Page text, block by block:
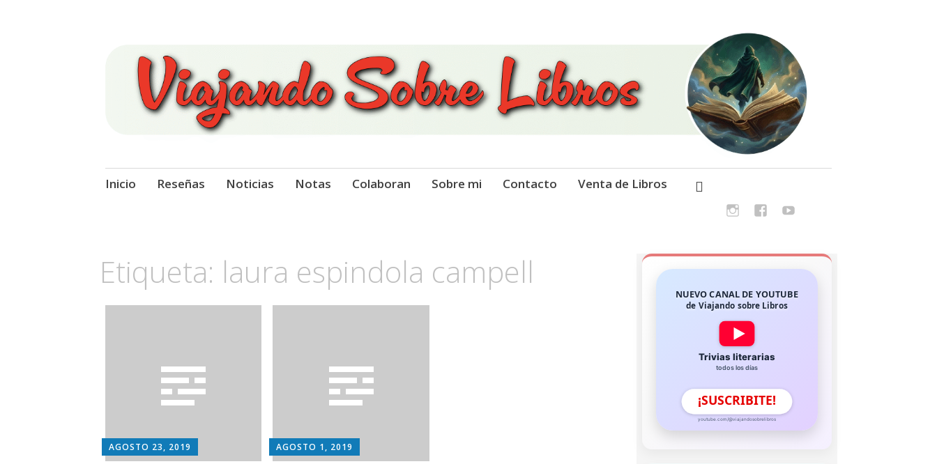
Viajando Sobre Libros
Ir
Inicio Reseñas Noticias Notas Colaboran Sobre mi Contacto Venta de Libros
Etiqueta: laura espindola campell
AGOSTO 23, 2019 AGOSTO 1, 2019
NUEVO CANAL DE YOUTUBE
de Viajando sobre Libros
Trivias literarias
todos los días
¡SUSCRIBITE!
youtube.com/@viajandosobrelibros